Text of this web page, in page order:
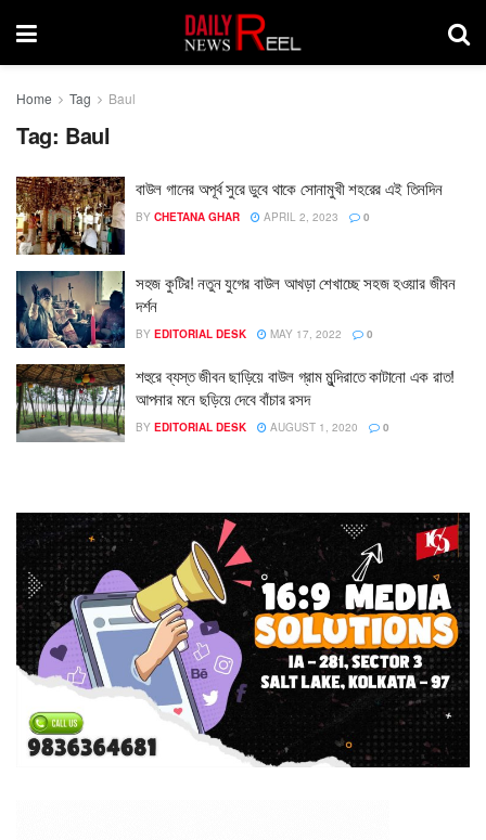
Home Tag Baul
Tag: Baul
বাউল গানের অপূর্ব সুরে ডুবে থাকে সোনামুখী শহরের এই তিনদিন
BY CHETANA GHAR APRIL 2, 2023 0
সহজ কুটির! নতুন যুগের বাউল আখড়া শেখাচ্ছে সহজ হওয়ার জীবন
দর্শন
BY EDITORIAL DESK MAY 17, 2022 0
শহুরে ব্যস্ত জীবন ছাড়িয়ে বাউল গ্রাম মুন্দিরাতে কাটানো এক রাত!
আপনার মনে ছড়িয়ে দেবে বাঁচার রসদ
BY EDITORIAL DESK AUGUST 1, 2020 0